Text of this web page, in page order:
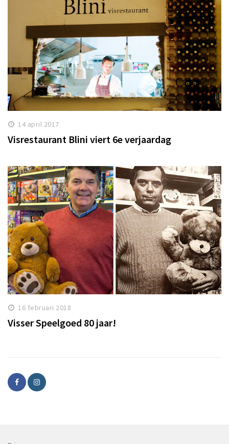
14 april 2017
Visrestaurant Blini viert 6e verjaardag
16 februari 2018
Visser Speelgoed 80 jaar!